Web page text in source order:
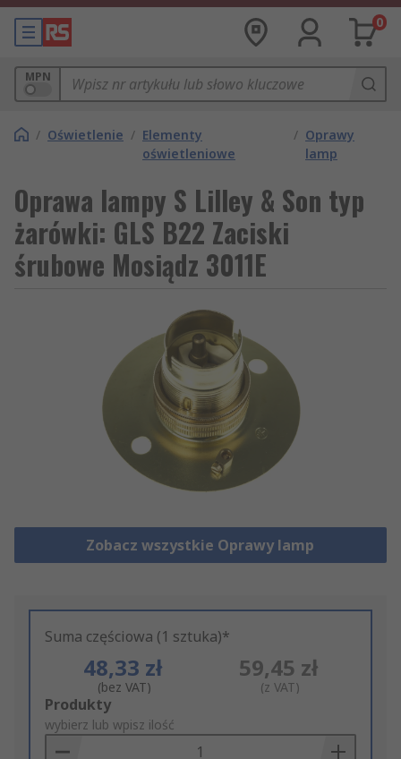
0
MPN
/ Oświetlenie / Elementy
oświetleniowe
/ Oprawy
lamp
Oprawa lampy S Lilley & Son typ
żarówki: GLS B22 Zaciski
śrubowe Mosiądz 3011E
Zobacz wszystkie Oprawy lamp
Suma częściowa (1 sztuka)*
48,33 zł
(bez VAT)
59,45 zł
(z VAT)
Add
to
Basket
Produkty
wybierz lub wpisz ilość